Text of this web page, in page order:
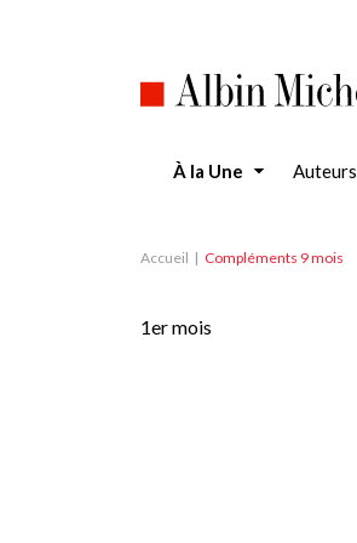
À la Une Auteurs
Accueil Compléments 9 mois
1er mois